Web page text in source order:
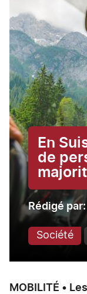
En
de
Rédigé par
Société
MOBILITÉ •